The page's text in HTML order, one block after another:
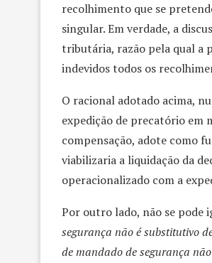
recolhimento que se
singular. Em verdade, a
tributária, razão pela qual a
indevidos todos os
O racional adotado acima,
expedição de precatório em
compensação, adote como
viabilizaria a liquidação da
operacionalizado com a
Por outro lado, não se pode
segurança não é substitutivo
de mandado de segurança